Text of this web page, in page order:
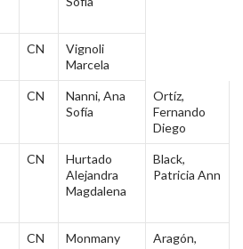
CN
Vignoli
Marcela
CN
Nanni, Ana
Sofía
Ortíz,
Fernando
Diego
CN
Hurtado
Alejandra
Magdalena
Black,
Patricia Ann
CN
Monmany
Aragón,